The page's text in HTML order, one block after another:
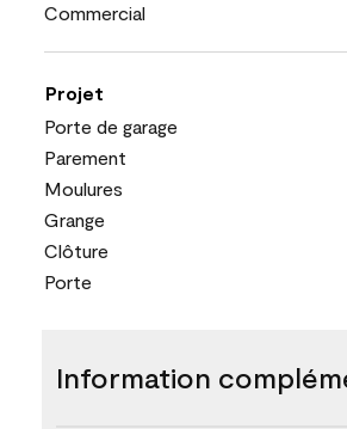
Commercial
Projet
Porte de garage
Parement
Moulures
Grange
Clôture
Porte
Information